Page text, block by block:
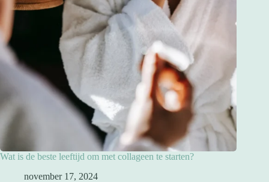
Wat is de beste leeftijd om met collageen te starten?
november 17, 2024